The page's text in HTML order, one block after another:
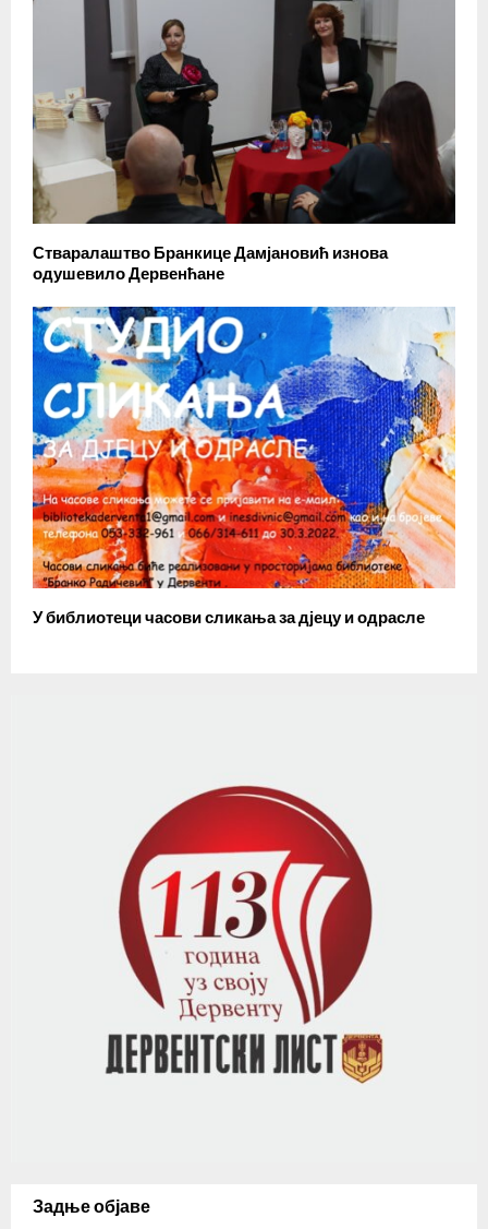
Стваралаштво Бранкице Дамјановић изнова
одушевило Дервенћане
У библиотеци часови сликања за дјецу и одрасле
Задње објаве